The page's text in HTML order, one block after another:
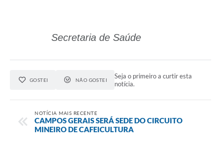
Secretaria de Saúde
GOSTEI NÃO GOSTEI
Seja o primeiro a curtir esta
notícia.
NOTÍCIA MAIS RECENTE
CAMPOS GERAIS SERÁ SEDE DO CIRCUITO
MINEIRO DE CAFEICULTURA